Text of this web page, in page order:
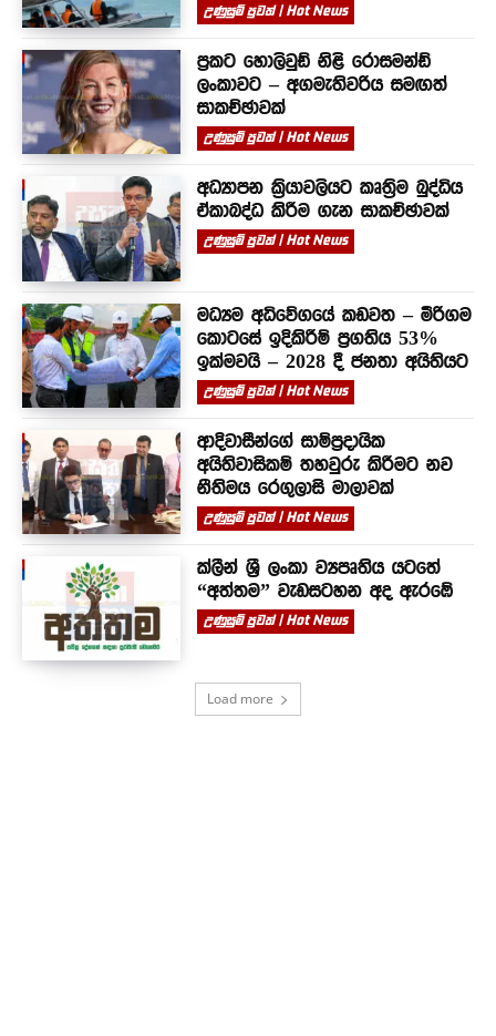
උණුසුම් පුවත් | Hot News
ප්‍රකට හොලිවුඩ් නිළි රොසමන්ඩ්
ලංකාවට – අගමැතිවරිය සමඟත්
සාකච්ඡාවක්
උණුසුම් පුවත් | Hot News
අධ්‍යාපන ක්‍රියාවලියට කෘත්‍රිම බුද්ධිය
ඒකාබද්ධ කිරීම ගැන සාකච්ඡාවක්
උණුසුම් පුවත් | Hot News
මධ්‍යම අධිවේගයේ කඩවත – මීරිගම
කොටසේ ඉදිකිරීම් ප්‍රගතිය 53%
ඉක්මවයි – 2028 දී ජනතා අයිතියට
උණුසුම් පුවත් | Hot News
ආදිවාසීන්ගේ සාම්ප්‍රදායික
අයිතිවාසිකම් තහවුරු කිරීමට නව
නීතිමය රෙගුලාසි මාලාවක්
උණුසුම් පුවත් | Hot News
ක්ලීන් ශ්‍රී ලංකා ව්‍යපෘතිය යටතේ
“අත්තම” වැඩසටහන අද ඇරඹේ
උණුසුම් පුවත් | Hot News
Load more